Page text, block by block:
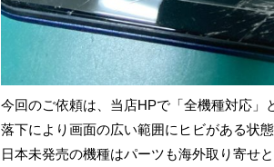
今回のご依頼は、当店HPで「全機種対応」
落下により画面の広い範囲にヒビがある状
日本未発売の機種はパーツも海外取り寄せ